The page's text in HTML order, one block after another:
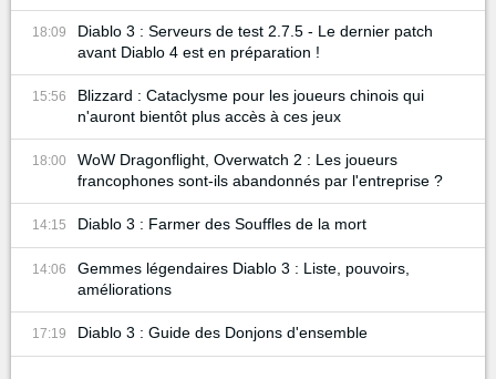
18:09
Diablo 3 : Serveurs de test 2.7.5 - Le dernier patch
avant Diablo 4 est en préparation !
15:56
Blizzard : Cataclysme pour les joueurs chinois qui
n'auront bientôt plus accès à ces jeux
18:00
WoW Dragonflight, Overwatch 2 : Les joueurs
francophones sont-ils abandonnés par l'entreprise ?
14:15 Diablo 3 : Farmer des Souffles de la mort
14:06
Gemmes légendaires Diablo 3 : Liste, pouvoirs,
améliorations
17:19 Diablo 3 : Guide des Donjons d'ensemble